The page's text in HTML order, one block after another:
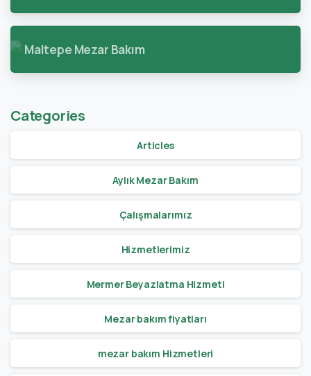
Maltepe Mezar Bakım
Categories
Articles
Aylık Mezar Bakım
Çalışmalarımız
Hizmetlerimiz
Mermer Beyazlatma Hizmeti
Mezar bakım fiyatları
mezar bakım Hizmetleri